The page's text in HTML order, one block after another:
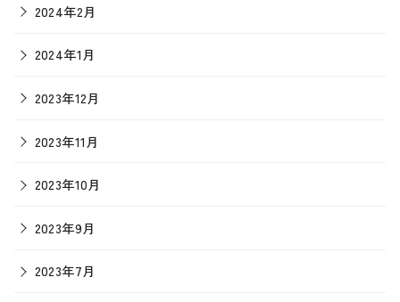
2024年2月
2024年1月
2023年12月
2023年11月
2023年10月
2023年9月
2023年7月